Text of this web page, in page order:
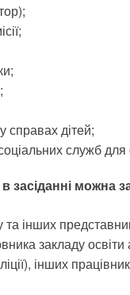
справах дітей;
служб для
засіданні можна
та інших
закладу
інших